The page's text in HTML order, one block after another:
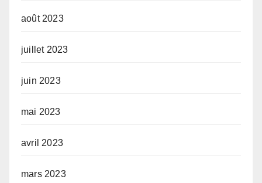
août 2023
juillet 2023
juin 2023
mai 2023
avril 2023
mars 2023